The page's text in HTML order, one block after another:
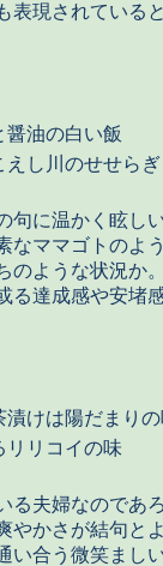
表現されている
油の白い飯
えし川のせせらぎ
句に温かく眩し
なママゴトのよ
のような状況か
る達成感や安堵
漬けは陽だまり
リリコイの味
る夫婦なのであ
やかさが結句と
い合う微笑まし